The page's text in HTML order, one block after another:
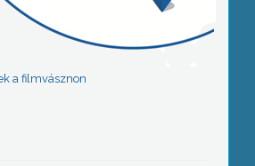
a filmvásznon